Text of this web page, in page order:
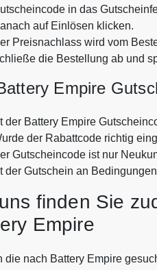
in das
auf Einlösen klicken.
Preisnachlass wird vom
die Bestellung ab und
Empire
der Battery Empire
der Rabattcode richtig
Gutscheincode ist nur
der Gutschein an
finden Sie
Empire
die nach Battery Empire